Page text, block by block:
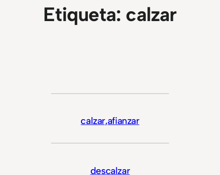
Etiqueta: calzar
calzar,afianzar
descalzar